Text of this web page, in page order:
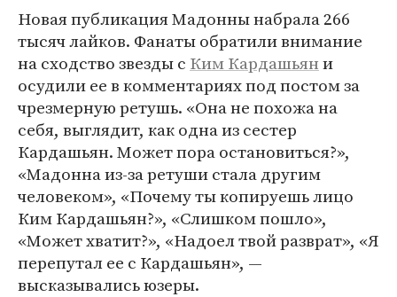
Новая публикация Мадонны набрала 266
тысяч лайков. Фанаты обратили внимание
на сходство звезды с Ким Кардашьяни
осудили ее в комментариях под постом за
чрезмерную ретушь. «Она не похожа на
себя, выглядит, как одна из сестер
Кардашьян. Может пора остановиться?»,
«Мадонна из-за ретуши стала другим
человеком», «Почему ты копируешь лицо
Ким Кардашьян?», «Слишком пошло»,
«Может хватит?», «Надоел твой разврат», «Я
перепутал ее с Кардашьян», —
высказывались юзеры.